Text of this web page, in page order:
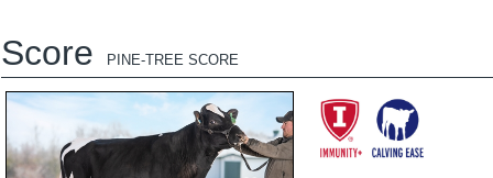
Score PINE-TREE SCORE